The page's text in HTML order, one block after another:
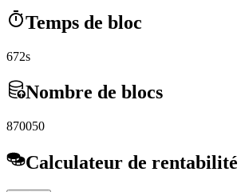
Temps de bloc
672s
Nombre de blocs
870050
Calculateur de rentabilité